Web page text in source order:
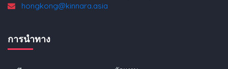
hongkong@kinnara.asia
การนำทาง